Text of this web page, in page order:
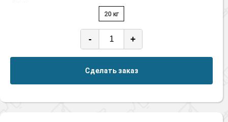
20 кг
- +
Сделать заказ